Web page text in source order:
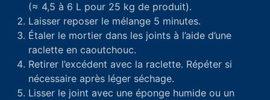
(≈ 4,5 à 6 L pour 25 kg de produit).
Laisser reposer le mélange 5 minutes.
Étaler le mortier dans les joints à l’aide d’une
raclette en caoutchouc.
Retirer l’excédent avec la raclette. Répéter si
nécessaire après léger séchage.
Lisser le joint avec une éponge humide ou un